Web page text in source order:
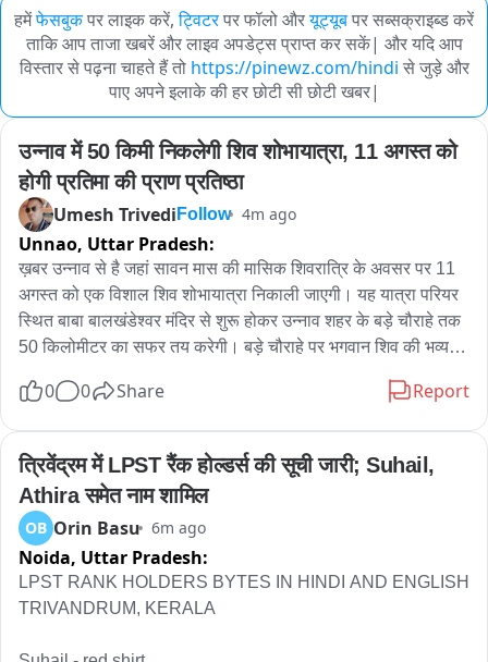
हमेंफेसबुकपर लाइक करें, ट्विटरपर फॉलो औरयूट्यूबपर सब्सक्राइब्ड करें
ताकि आप ताजा खबरें और लाइव अपडेट्स प्राप्त कर सकें| और यदि आप
विस्तार से पढ़ना चाहते हैं तो https://pinewz.com/hindi से जुड़े और
पाए अपने इलाके की हर छोटी सी छोटी खबर|
उन्नाव में 50 किमी निकलेगी शिव शोभायात्रा, 11 अगस्त को
होगी प्रतिमा की प्राण प्रतिष्ठा
Umesh Trivedi Follow 4m ago
Unnao, Uttar Pradesh:
ख़बर उन्नाव से है जहां सावन मास की मासिक शिवरात्रि के अवसर पर 11
अगस्त को एक विशाल शिव शोभायात्रा निकाली जाएगी। यह यात्रा परियर
स्थित बाबा बालखंडेश्वर मंदिर से शुरू होकर उन्नाव शहर के बड़े चौराहे तक
50 किलोमीटर का सफर तय करेगी। बड़े चौराहे पर भगवान शिव की भव्य
विधायक पंकज गुप्ता ने रविवार को अपने कार्यालय में बताया कि शोभायात्रा
प्रारंभ होगी। यात्रा का समापन बड़े चौराहे पर भगवान शिव की प्रतिमा की
स्थापना और प्राण प्रतिष्ठा के साथ होगा।
बता दे कि विधायक ने जानकारी दी कि बड़े चौराहे पर पहले से भगवान शिव
की प्रतिमा स्थापित थी। आमजन की मांग पर क्षेत्र का सौंदर्याकरण कराया
गया है और अब यहां भोले बाबा की प्रतिमा का भव्य स्वरूप स्थापित किया जा
रहा है। शोभायात्रा परियर के बालखंडेश्वर मंदिर से शुरू होकर बहरौला,
0 0 Share Report
त्रिवेंद्रम में LPST रैंक होल्डर्स की सूची जारी; Suhail,
Athira समेत नाम शामिल
OB Orin Basu 6m ago
Noida, Uttar Pradesh:
LPST RANK HOLDERS BYTES IN HINDI AND ENGLISH
TRIVANDRUM, KERALA